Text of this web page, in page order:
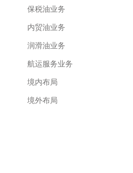
保税油业务
内贸油业务
润滑油业务
航运服务业务
境内布局
境外布局